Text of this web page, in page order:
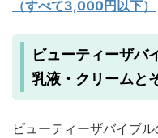
（すべて3,000円以下）
ビューティーザバ
乳液・クリームと
ビューティーザバイブ